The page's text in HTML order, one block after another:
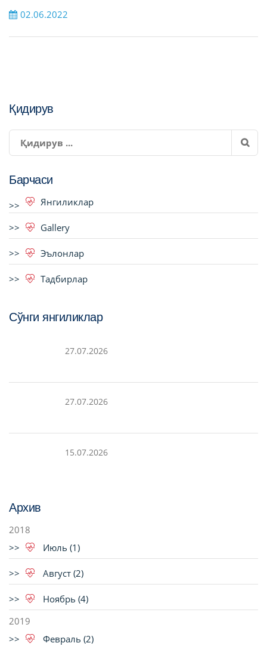
Қидирув
Барчаси
Янгиликлар
Gallery
Эълонлар
Тадбирлар
Сўнги янгиликлар
27.07.2026
27.07.2026
15.07.2026
Архив
2018
Июль (1)
Август (2)
Ноябрь (4)
2019
Февраль (2)
02.06.2022